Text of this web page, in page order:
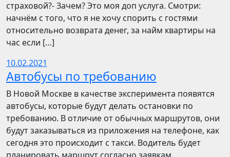
страховой?- Зачем? Это моя доп услуга. Смотри:
начнём с того, что я не хочу спорить с гостями
относительно возврата денег, за найм квартиры на
час если […]
10.02.2021
Автобусы по требованию
В Новой Москве в качестве эксперимента появятся
автобусы, которые будут делать остановки по
требованию. В отличие от обычных маршрутов, они
будут заказываться из приложения на телефоне, как
сегодня это происходит с такси. Водитель будет